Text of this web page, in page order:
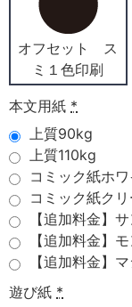
オフセット ス
ミ１色印刷
本文用紙 *
上質90kg
上質110kg
コミック紙ホ
コミック紙ク
【追加料金】
【追加料金】
【追加料金】
遊び紙 *